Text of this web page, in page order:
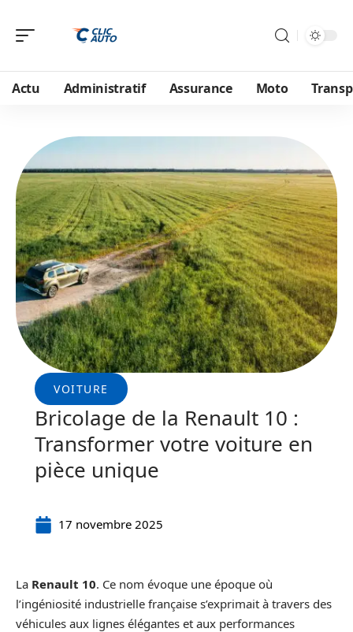
Actu Administratif Assurance Moto
VOITURE
Bricolage de la Renault 10 :
Transformer votre voiture en
pièce unique
17 novembre 2025
La Renault 10. Ce nom évoque une époque où
l’ingéniosité industrielle française s’exprimait à travers des
véhicules aux lignes élégantes et aux performances